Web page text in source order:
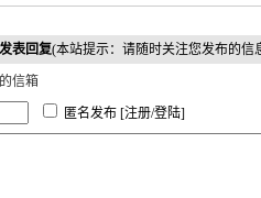
表回复(本站提示：请随时关注您发布的信
信箱
匿名发布 [注册/登陆]